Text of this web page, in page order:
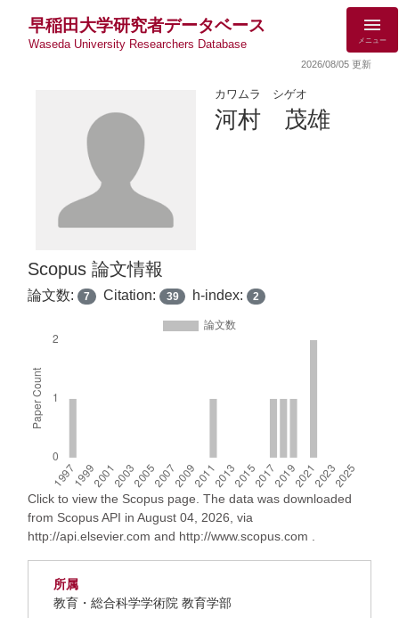
早稲田大学研究者データベース
Waseda University Researchers Database メニュー
2026/08/05 更新
カワムラ シゲオ
河村 茂雄
Scopus 論文情報
論文数: 7 Citation: 39 h-index: 2
Click to view the Scopus page. The data was downloaded
from Scopus API in August 04, 2026, via
http://api.elsevier.com and http://www.scopus.com .
所属
教育・総合科学学術院 教育学部